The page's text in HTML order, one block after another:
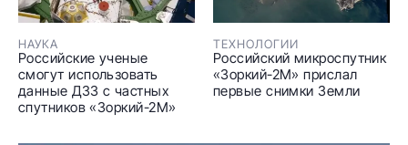
НАУКА
Российские ученые
смогут использовать
данные ДЗЗ с частных
спутников «Зоркий-2М»
ТЕХНОЛОГИИ
Российский микроспутник
«Зоркий-2М» прислал
первые снимки Земли